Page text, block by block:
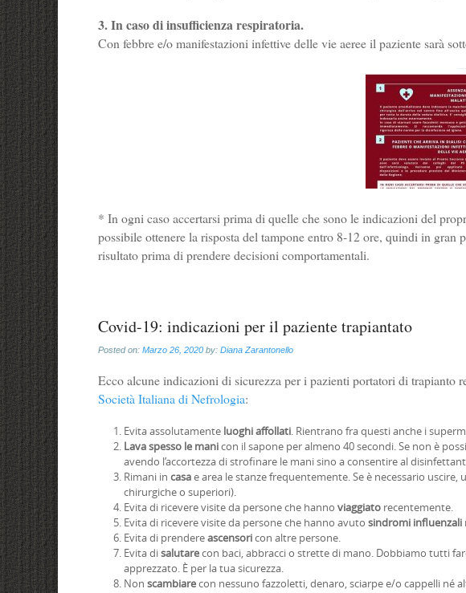
3. In caso di insufficienza respiratoria.
Con febbre e/o manifestazioni infettive delle vie aeree il paziente sarà
* In ogni caso accertarsi prima di quelle che sono le indicazioni del
possibile ottenere la risposta del tampone entro 8-12 ore, quindi in gran
risultato prima di prendere decisioni comportamentali.
Covid-19: indicazioni per il paziente trapiantato
Posted on: Marzo 26, 2020 by: Diana Zarantonello
Ecco alcune indicazioni di sicurezza per i pazienti portatori di trapianto
Società Italiana di Nefrologia:
Evita assolutamente luoghi affollati . Rientrano fra questi anche i
Lava spesso le manicon il sapone per almeno 40 secondi. Se non è
avendo l’accortezza di strofinare le mani sino a consentire al
Rimani in casae area le stanze frequentemente. Se è necessario
chirurgiche o superiori).
Evita di ricevere visite da persone che hanno viaggiato recentemente.
Evita di ricevere visite da persone che hanno avuto sindromi influenzali
Evita di prendereascensoricon altre persone.
Evita disalutarecon baci, abbracci o strette di mano. Dobbiamo tutti
apprezzato. È per la tua sicurezza.
Non scambiarecon nessuno fazzoletti, denaro, sciarpe e/o cappelli né